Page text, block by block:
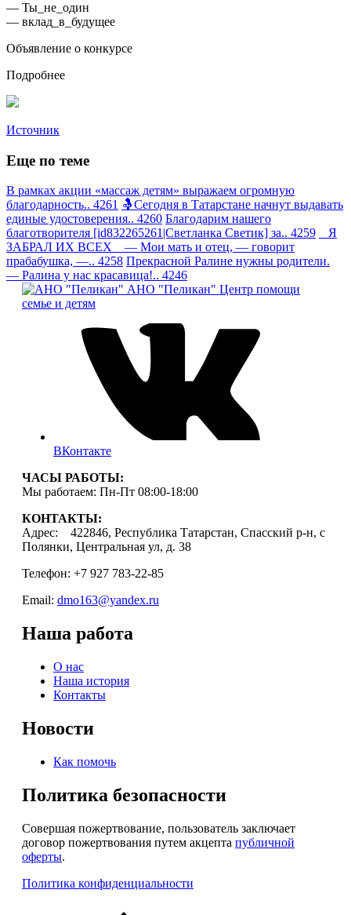
— Ты_не_один
— вклад_в_будущее
Объявление о конкурсе
Подробнее
Источник
Еще по теме
В рамках акции «массаж детям» выражаем огромную
благодарность.. 4261 🤱Сегодня в Татарстане начнут выдавать
единые удостоверения.. 4260 Благодарим нашего
благотворителя [id832265261|Светланка Светик] за.. 4259
Я
ЗАБРАЛ ИХ ВСЕХ — Мои мать и отец, — говорит
прабабушка, —.. 4258 Прекрасной Ралине нужны родители.
— Ралина у нас красавица!.. 4246
АНО "Пеликан" Центр помощи
семье и детям
ВКонтакте
ЧАСЫ РАБОТЫ:
Мы работаем: Пн-Пт 08:00-18:00
КОНТАКТЫ:
Адрес: 422846, Республика Татарстан, Спасский р-н, с
Полянки, Центральная ул, д. 38
Телефон: +7 927 783-22-85
Email: dmo163@yandex.ru
Наша работа
О нас
Наша история
Контакты
Новости
Как помочь
Политика безопасности
Совершая пожертвование, пользователь заключает
договор пожертвования путем акцепта публичной
оферты.
Политика конфиденциальности